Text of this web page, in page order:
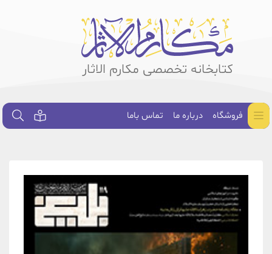
کتابخانه تخصصی مکارم الاثار
فروشگاه درباره ما تماس باما